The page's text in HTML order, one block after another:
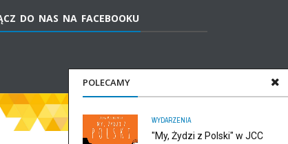
POLECAMY
WYDARZENIA
"My, Żydzi z Polski" w JCC
DO NAS NA FACEBOOKU